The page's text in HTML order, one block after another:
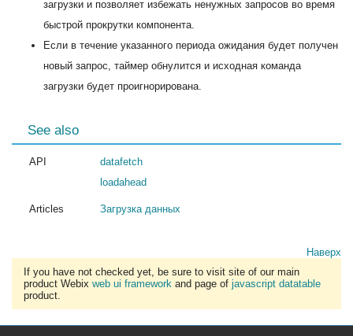
загрузки и позволяет избежать ненужных запросов во время
быстрой прокрутки компонента.
Если в течение указанного периода ожидания будет получен
новый запрос, таймер обнулится и исходная команда
загрузки будет проигнорирована.
See also
API
datafetch
loadahead
Articles Загрузка данных
Наверх
If you have not checked yet, be sure to visit site of our main
product Webix web ui framework and page of javascript datatable
product.